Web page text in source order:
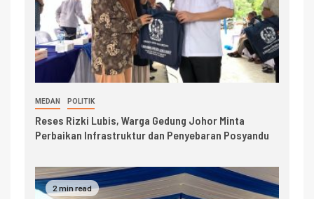
MEDAN POLITIK
Reses Rizki Lubis, Warga Gedung Johor Minta
Perbaikan Infrastruktur dan Penyebaran Posyandu
2 min read